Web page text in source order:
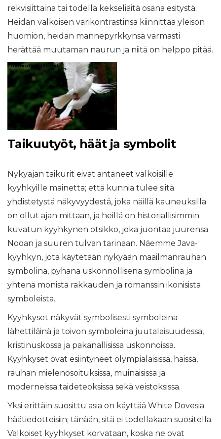
rekvisiittaina tai todella kekseliäitä osana esitystä.
Heidän valkoisen värikontrastinsa kiinnittää yleisön
huomion, heidän mannepyrkkynsä varmasti
herättää muutaman naurun ja niitä on helppo pitää.
Taikuutyöt, häät ja symbolit
Nykyajan taikurit eivät antaneet valkoisille
kyyhkyille mainetta; että kunnia tulee siitä
yhdistetystä näkyvyydestä, joka näillä kauneuksilla
on ollut ajan mittaan, ja heillä on historiallisimmin
kuvatun kyyhkynen otsikko, joka juontaa juurensa
Nooan ja suuren tulvan tarinaan. Näemme Java-
kyyhkyn, jota käytetään nykyään maailmanrauhan
symbolina, pyhänä uskonnollisena symbolina ja
yhtenä monista rakkauden ja romanssin ikonisista
symboleista.
Kyyhkyset näkyvät symbolisesti symboleina
lähettiläinä ja toivon symboleina juutalaisuudessa,
kristinuskossa ja pakanallisissa uskonnoissa.
Kyyhkyset ovat esiintyneet olympialaisissa, häissä,
rauhan mielenosoituksissa, muinaisissa ja
moderneissa taideteoksissa sekä veistoksissa.
Yksi erittäin suosittu asia on käyttää White Dovesia
häätiedotteisiin; tänään, sitä ei todellakaan suositella.
Valkoiset kyyhkyset korvataan, koska ne ovat